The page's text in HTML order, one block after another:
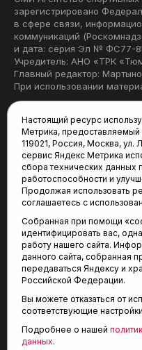
зарегистрировано
в сфере связи,
коммуникаций
и дата: серия Эл № ФС77-
Учредитель: АНО «ТРК
Главный редактор:
При использовании
Редакция:
625035, Тюмень, пр.
(3452) 68-22-28
tum-arena@mail.ru
Отдел продаж:
(3452) 68-89-78
kotovaev@sibinformburo.ru
© 2001-2026 Агентство
Настоящий ресурс
Метрика,
119021, Россия, Москва, ул.
сервис Яндекс Метрика
сбора технических данных
работоспособности и
Продолжая использовать
соглашаетесь с
Собранная при помощи
идентифицировать вас,
работу нашего сайта.
данного сайта, собранная
передаваться Яндексу и
Российской Федерации.
Вы можете отказаться от
соответствующие
Подробнее о нашей
данных.